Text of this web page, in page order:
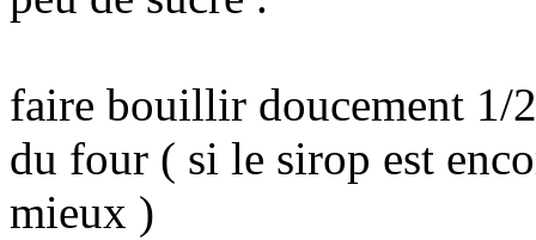
faire bouillir doucement 1/
du four ( si le sirop est
mieux )